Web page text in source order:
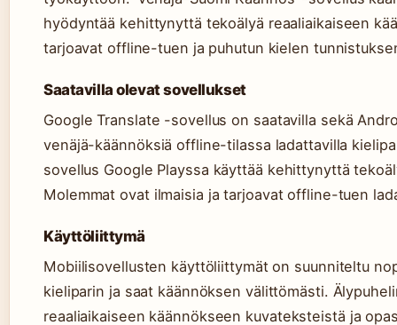
hyödyntää kehittynyttä tekoälyä reaaliaikaiseen
tarjoavat offline-tuen ja puhutun kielen
Saatavilla olevat sovellukset
Google Translate -sovellus on saatavilla sekä
venäjä-käännöksiä offline-tilassa ladattavilla
sovellus Google Playssa käyttää kehittynyttä
Molemmat ovat ilmaisia ja tarjoavat offline-tuen
Käyttöliittymä
Mobiilisovellusten käyttöliittymät on suunniteltu
kieliparin ja saat käännöksen välittömästi.
reaaliaikaiseen käännökseen kuvateksteistä ja